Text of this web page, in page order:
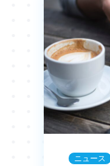
ニュース